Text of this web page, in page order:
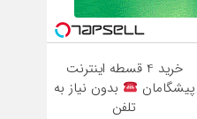
خرید 4 قسطه اینترنت
پیشگامان
بدون نیاز به
تلفن